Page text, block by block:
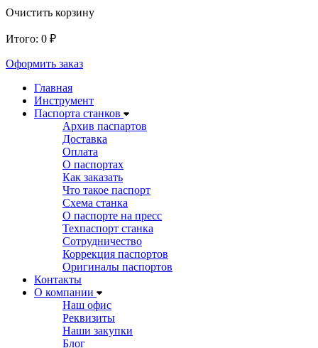
Очистить корзину
Итого: 0 ₽
Оформить заказ
Главная
Инструмент
Паспорта станков
Архив паспартов
Доставка
Оплата
О паспортах
Как заказать
Что такое паспорт
Схема станка
О паспорте на пресс
Техпаспорт станка
Сотрудничество
Коррекция паспортов
Оригиналы паспортов
Контакты
О компании
Наш офис
Реквизиты
Наши закупки
Блог